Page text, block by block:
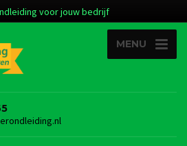
voor jouw bedrijf
MENU